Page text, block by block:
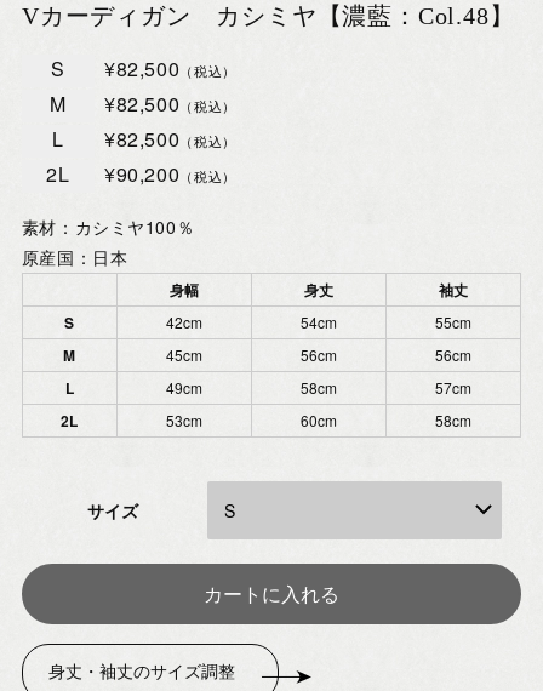
Vカーディガン カシミヤ【濃藍：Col.48】
S ¥82,500 （税込）
M ¥82,500 （税込）
L ¥82,500 （税込）
2L ¥90,200 （税込）
素材：カシミヤ100％
原産国：日本
身幅 身丈
袖丈
S
42cm 54cm 55cm
M 45cm 56cm 56cm
L 49cm 58cm 57cm
2L 53cm 60cm 58cm
サイズ
身丈・袖丈のサイズ調整